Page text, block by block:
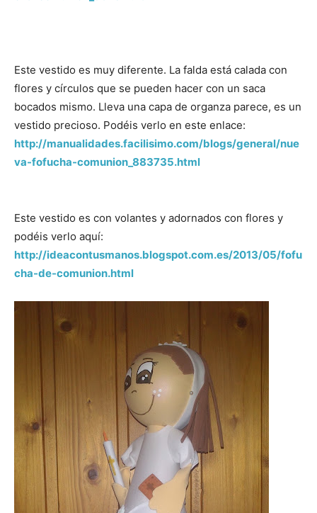
Este vestido es muy diferente. La falda está calada con
flores y círculos que se pueden hacer con un saca
bocados mismo. Lleva una capa de organza parece, es un
vestido precioso. Podéis verlo en este enlace:
http://manualidades.facilisimo.com/blogs/general/nue
va-fofucha-comunion_883735.html
Este vestido es con volantes y adornados con flores y
podéis verlo aquí:
http://ideacontusmanos.blogspot.com.es/2013/05/fofu
cha-de-comunion.html